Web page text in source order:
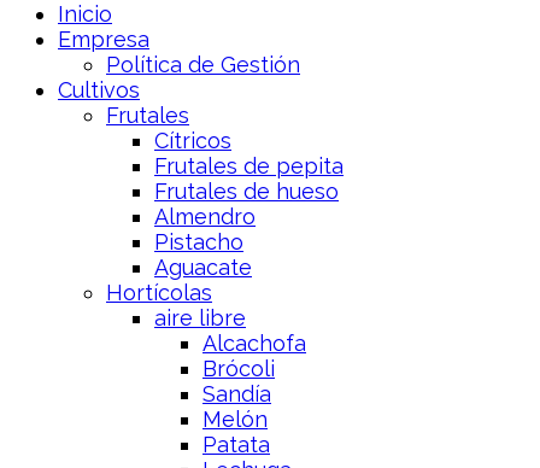
Inicio
Empresa
Política de Gestión
Cultivos
Frutales
Cítricos
Frutales de pepita
Frutales de hueso
Almendro
Pistacho
Aguacate
Hortícolas
aire libre
Alcachofa
Brócoli
Sandía
Melón
Patata